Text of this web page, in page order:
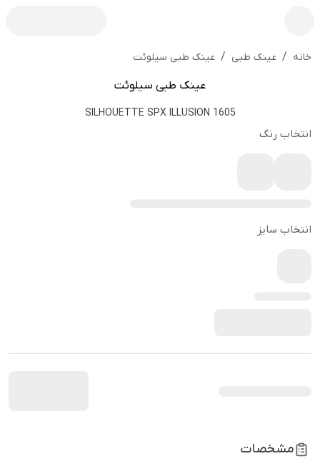
خانه / عینک طبی / عینک طبی سیلوئت
عینک طبی سیلوئت
SILHOUETTE SPX ILLUSION 1605
انتخاب رنگ
انتخاب سایز
مشخصات